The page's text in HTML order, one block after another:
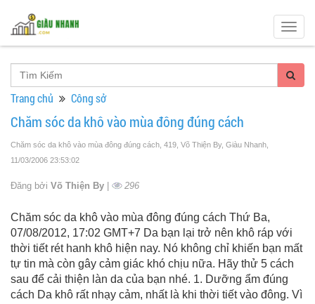
Trang chủ Công sở
Chăm sóc da khô vào mùa đông đúng cách
Chăm sóc da khô vào mùa đông đúng cách, 419, Võ Thiện By, Giàu Nhanh
11/03/2006 23:53:02
Đăng bởi Võ Thiện By | 296
Chăm sóc da khô vào mùa đông đúng cách Thứ Ba,
07/08/2012, 17:02 GMT+7 Da bạn lại trở nên khô ráp với
thời tiết rét hanh khô hiện nay. Nó không chỉ khiến bạn mất
tự tin mà còn gây cảm giác khó chịu nữa. Hãy thử 5 cách
sau để cải thiện làn da của bạn nhé. 1. Dưỡng ẩm đúng
cách Da khô rất nhạy cảm, nhất là khi thời tiết vào đông. Vì